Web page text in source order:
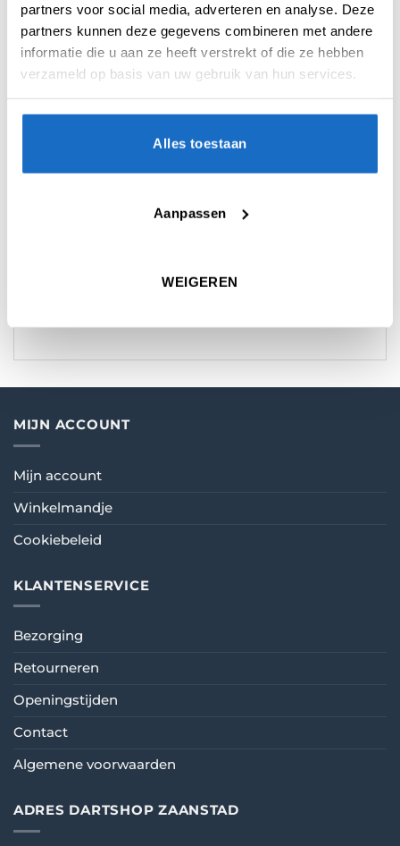
partners voor social media, adverteren en analyse. Deze
partners kunnen deze gegevens combineren met andere
informatie die u aan ze heeft verstrekt of die ze hebben
verzameld op basis van uw gebruik van hun services.
Alles toestaan
Aanpassen
WEIGEREN
MIJN ACCOUNT
Mijn account
Winkelmandje
Cookiebeleid
KLANTENSERVICE
Bezorging
Retourneren
Openingstijden
Contact
Algemene voorwaarden
ADRES DARTSHOP ZAANSTAD